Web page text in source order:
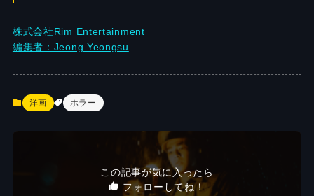
株式会社Rim Entertainment
編集者：Jeong Yeongsu
洋画 ホラー
この記事が気に入ったら
フォローしてね！